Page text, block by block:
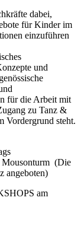
dabei,
für Kinder im
einzuführen
und
für die Arbeit mit
zu Tanz &
Vordergrund steht.
(Die
angeboten)
am